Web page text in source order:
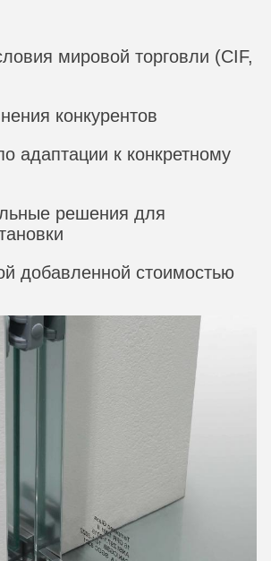
мировой торговли (CIF,
конкурентов
адаптации к конкретному
решения для
добавленной стоимостью